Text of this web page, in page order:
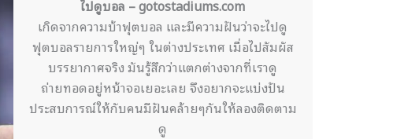
ไปดูบอล – gotostadiums.com
เกิดจากความบ้าฟุตบอล และมีความฝันว่าจะไปดู
ฟุตบอลรายการใหญ่ๆ ในต่างประเทศ เมื่อไปสัมผัส
บรรยากาศจริง มันรู้สึกว่าแตกต่างจากที่เราดู
ถ่ายทอดอยู่หน้าจอเยอะเลย จึงอยากจะแบ่งปัน
ประสบการณ์ให้กับคนมีฝันคล้ายๆกันให้ลองติดตาม
ดู